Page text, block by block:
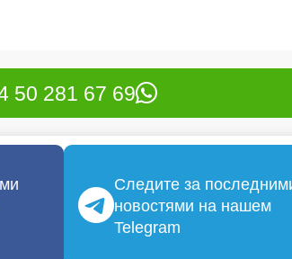
50 281 67 69
Следите за
новостями на нашем
Telegram